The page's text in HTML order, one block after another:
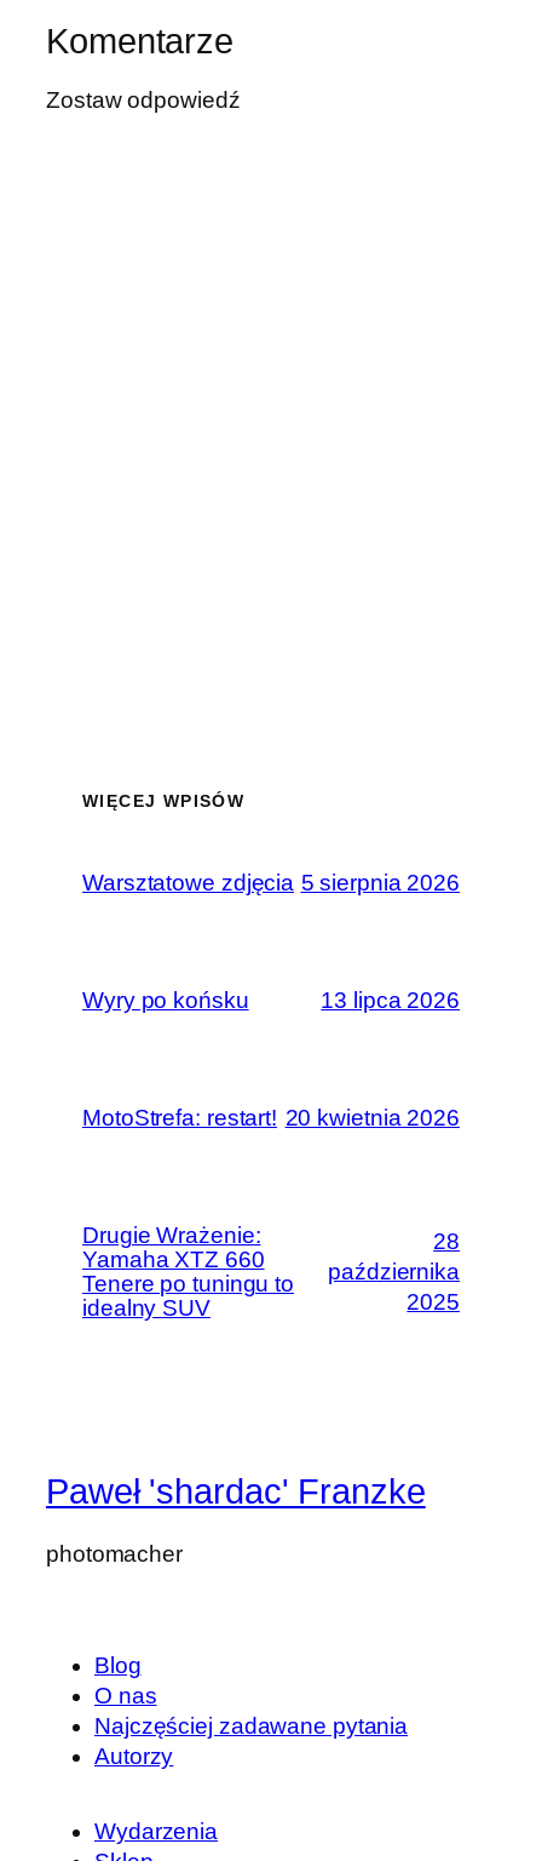
Komentarze
Zostaw odpowiedź
WIĘCEJ WPISÓW
Warsztatowe zdjęcia 5 sierpnia 2026
Wyry po końsku 13 lipca 2026
MotoStrefa: restart! 20 kwietnia 2026
Drugie Wrażenie:
Yamaha XTZ 660
Tenere po tuningu to
idealny SUV
28
października
2025
Paweł 'shardac' Franzke
photomacher
Blog
O nas
Najczęściej zadawane pytania
Autorzy
Wydarzenia